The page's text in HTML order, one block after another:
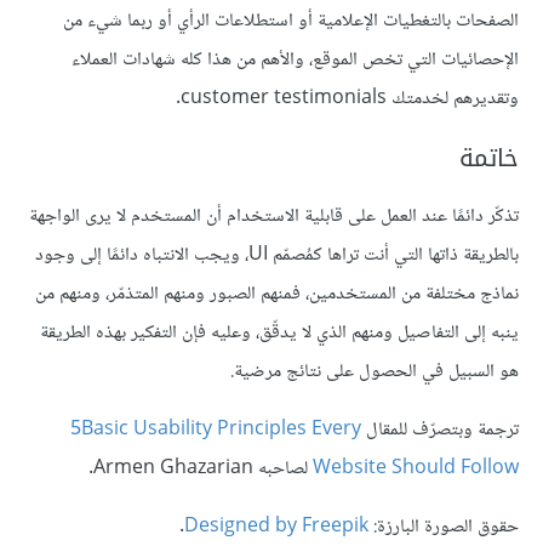
الصفحات بالتغطيات الإعلامية أو استطلاعات الرأي أو ربما شيء من
الإحصائيات التي تخص الموقع، والأهم من هذا كله شهادات العملاء
وتقديرهم لخدمتك customer testimonials.
خاتمة
تذكّر دائمًا عند العمل على قابلية الاستخدام أن المستخدم لا يرى الواجهة
بالطريقة ذاتها التي أنت تراها كمُصمّم UI، ويجب الانتباه دائمًا إلى وجود
نماذج مختلفة من المستخدمين، فمنهم الصبور ومنهم المتذمّر، ومنهم من
ينبه إلى التفاصيل ومنهم الذي لا يدقّق، وعليه فإن التفكير بهذه الطريقة
هو السبيل في الحصول على نتائج مرضية.
ترجمة وبتصرّف للمقال5Basic Usability Principles Every
Website Should Followلصاحبه Armen Ghazarian.
حقوق الصورة البارزة:Designed by Freepik
.